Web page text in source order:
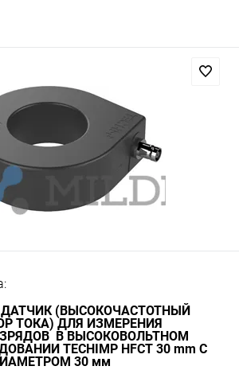
(ВЫСОКОЧАСТОТНЫЙ
ТОКА) ДЛЯ ИЗМЕРЕНИЯ
В ВЫСОКОВОЛЬТНОМ
TECHIMP HFCT 30 mm С
30 мм